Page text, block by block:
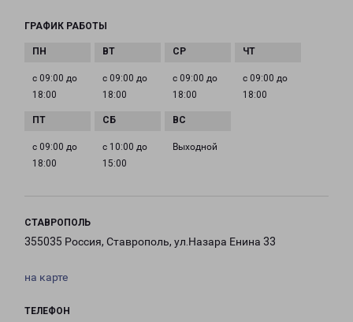
ГРАФИК РАБОТЫ
с 09:00 до
18:00
с 09:00 до
18:00
с 09:00 до
18:00
с 09:00 до
18:00
с 09:00 до
18:00
с 10:00 до
15:00
Выходной
СТАВРОПОЛЬ
355035 Россия, Ставрополь, ул.Назара Енина 33
на карте
ТЕЛЕФОН